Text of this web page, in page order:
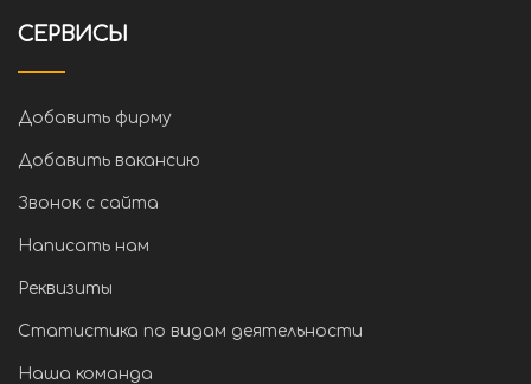
СЕРВИСЫ
Добавить фирму
Добавить вакансию
Звонок с сайта
Написать нам
Реквизиты
Статистика по видам деятельности
Наша команда